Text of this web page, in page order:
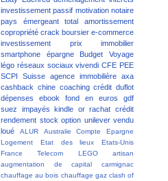
investissement passif motivation notaire
pays émergeant
total
amortissement
copropriété crack boursier e-commerce
investissement
prix immobilier
smartphone
épargne Budget
Voyage
légo réseaux sociaux vivendi CFE PEE
SCPI
Suisse agence immobilière axa
cashback chine coaching crédit duflot
dépenses
ebook fond en euros
gdf
suez
impayés kindle or rachat crédit
rendement stock option unilever vendu
loué
ALUR Australie
Compte Epargne
Logement
Etat des lieux
Etats-Unis
France Telecom
LEGO
artisan
augmentation de capital
carmignac
chauffage au bois chauffage gaz clash of